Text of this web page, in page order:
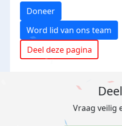
Doneer
Word lid van ons team
Deel deze pagina
Vraag veilig